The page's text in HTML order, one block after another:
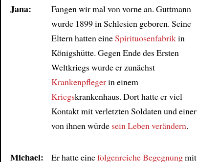
Jana:
Fangen wir mal von vorne an. Guttmann
wurde 1899 in Schlesien geboren. Seine
Eltern hatten eineSpirituosenfabrikin
Königshütte. Gegen Ende des Ersten
Weltkriegs wurde er zunächst
Krankenpflegerin einem
Kriegskrankenhaus. Dort hatte er viel
Kontakt mit verletzten Soldaten und einer
von ihnen würde sein Leben verändern.
Michael: Er hatte einefolgenreiche Begegnungmit